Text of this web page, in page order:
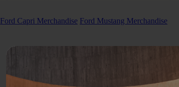
Ford Capri Merchandise Ford Mustang Merchandise